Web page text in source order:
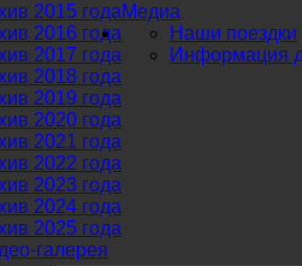
Медиа
2015 года
2016 года
2017 года
2018 года
2019 года
2020 года
2021 года
2022 года
2023 года
2024 года
2025 года
галерея
Наши поездки
Информация